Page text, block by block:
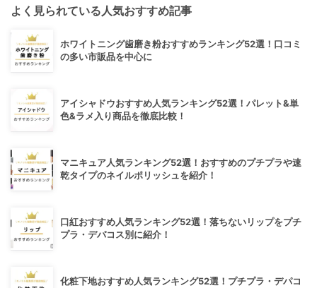
よく見られている人気おすすめ記事
ホワイトニング歯磨き粉おすすめランキング52選！口コミ
の多い市販品を中心に
アイシャドウおすすめ人気ランキング52選！パレット&単
色&ラメ入り商品を徹底比較！
マニキュア人気ランキング52選！おすすめのプチプラや速
乾タイプのネイルポリッシュを紹介！
口紅おすすめ人気ランキング52選！落ちないリップをプチ
プラ・デパコス別に紹介！
化粧下地おすすめ人気ランキング52選！プチプラ・デパコ